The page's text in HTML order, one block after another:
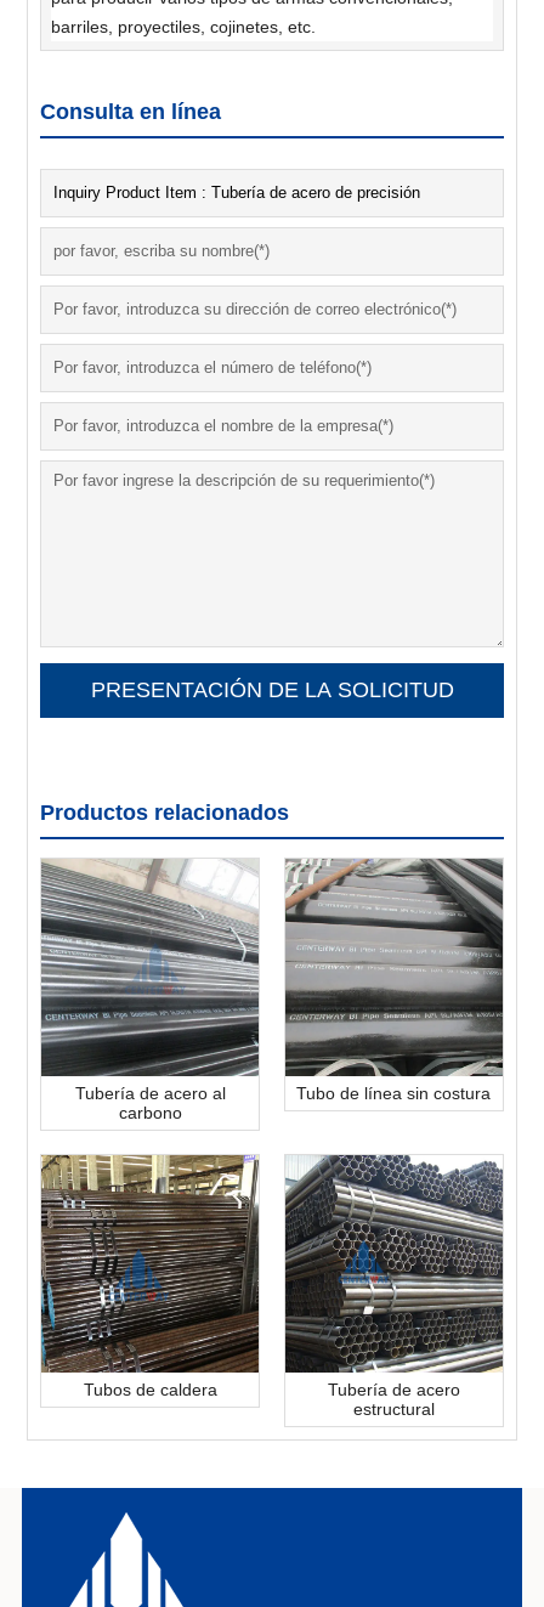
barriles, proyectiles, cojinetes, etc.
Consulta en línea
Productos relacionados
Tubería de acero al
carbono
Tubo de línea sin costura
Tubos de caldera
Tubería de acero
estructural